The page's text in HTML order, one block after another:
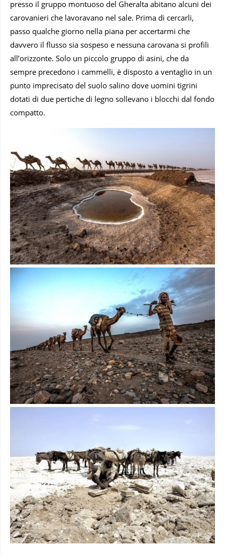
presso il gruppo montuoso del Gheralta abitano alcuni dei
carovanieri che lavoravano nel sale. Prima di cercarli,
passo qualche giorno nella piana per accertarmi che
davvero il flusso sia sospeso e nessuna carovana si profili
all’orizzonte. Solo un piccolo gruppo di asini, che da
sempre precedono i cammelli, è disposto a ventaglio in un
punto imprecisato del suolo salino dove uomini tigrini
dotati di due pertiche di legno sollevano i blocchi dal fondo
compatto.